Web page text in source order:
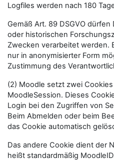
Logfiles werden nach 180
Gemäß Art. 89 DSGVO
oder historischen
Zwecken verarbeitet werden.
nur in anonymisierter Form
Zustimmung des
(2) Moodle setzt zwei
MoodleSession. Dieses
Login bei den Zugriffen von
Beim Abmelden oder beim
das Cookie automatisch
Das andere Cookie dient der
heißt standardmäßig